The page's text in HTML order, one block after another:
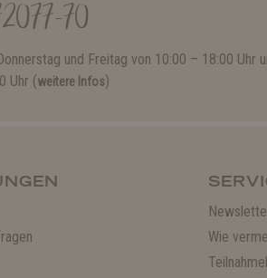
70
und Freitag von 10:00 – 18:00 Uhr
Uhr (weitere Infos)
Wie